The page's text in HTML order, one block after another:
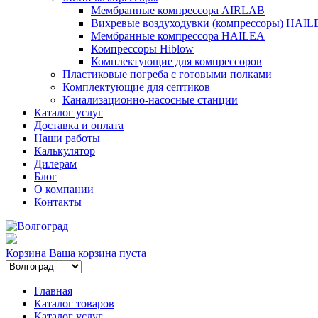
Мембранные компрессора AIRLAB
Вихревые воздуходувки (компрессоры)
Мембранные компрессора HAILEA
Компрессоры Hiblow
Комплектующие для компрессоров
Пластиковые погреба с готовыми полками
Комплектующие для септиков
Канализационно-насосные станции
Каталог услуг
Доставка и оплата
Наши работы
Калькулятор
Дилерам
Блог
О компании
Контакты
Корзина Ваша корзина пуста
Главная
Каталог товаров